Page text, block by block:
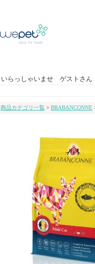
いらっしゃいませ ゲストさん
商品カテゴリ一覧 > BRABANCONNE